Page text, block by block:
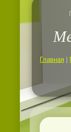
Главная